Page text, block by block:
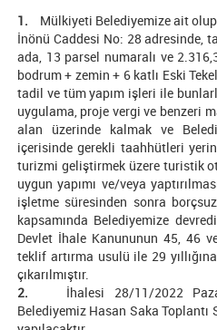
1. Mülkiyeti Belediyemize ait
İnönü Caddesi No: 28 adresinde,
ada, 13 parsel numaralı ve
bodrum + zemin + 6 katlı Eski
tadil ve tüm yapım işleri ile
uygulama, proje vergi ve benzeri
alan üzerinde kalmak ve
içerisinde gerekli taahhütleri
turizmi geliştirmek üzere turistik
uygun yapımı ve/veya
işletme süresinden sonra
kapsamında Belediyemize
Devlet İhale Kanununun 45, 46
teklif artırma usulü ile 29
çıkarılmıştır.
2.
İhalesi 28/11/2022
Belediyemiz Hasan Saka